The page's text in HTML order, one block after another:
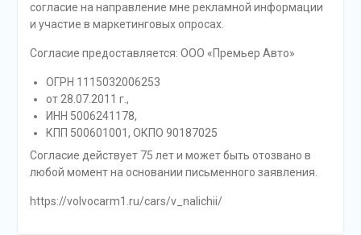
согласие на направление мне рекламной информации
и участие в маркетинговых опросах.
Согласие предоставляется: ООО «Премьер Авто»
ОГРН 1115032006253
от 28.07.2011 г.,
ИНН 5006241178,
КПП 500601001, ОКПО 90187025
Согласие действует 75 лет и может быть отозвано в
любой момент на основании письменного заявления.
https://volvocarm1.ru/cars/v_nalichii/